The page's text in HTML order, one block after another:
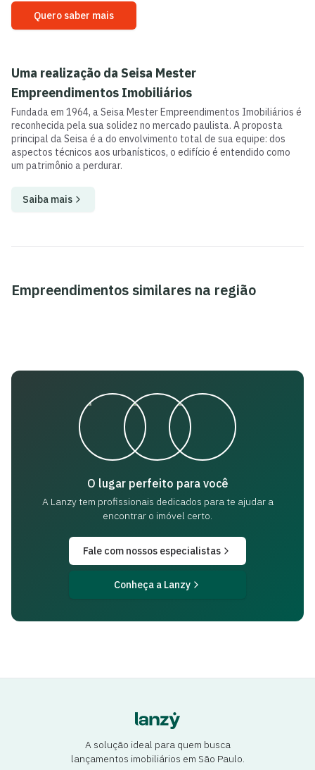
Quero saber mais
Uma realização da Seisa Mester
Empreendimentos Imobiliários
Fundada em 1964, a Seisa Mester Empreendimentos Imobiliários é
reconhecida pela sua solidez no mercado paulista. A proposta
principal da Seisa é a do envolvimento total de sua equipe: dos
aspectos técnicos aos urbanísticos, o edifício é entendido como
um patrimônio a perdurar.
Saiba mais
Empreendimentos similares na região
O lugar perfeito para você
A Lanzy tem profissionais dedicados parate ajudar a
encontrar o imóvel certo.
Fale com nossos especialistas
Conheça a Lanzy
A solução ideal para quem busca
lançamentos imobiliários em São Paulo.